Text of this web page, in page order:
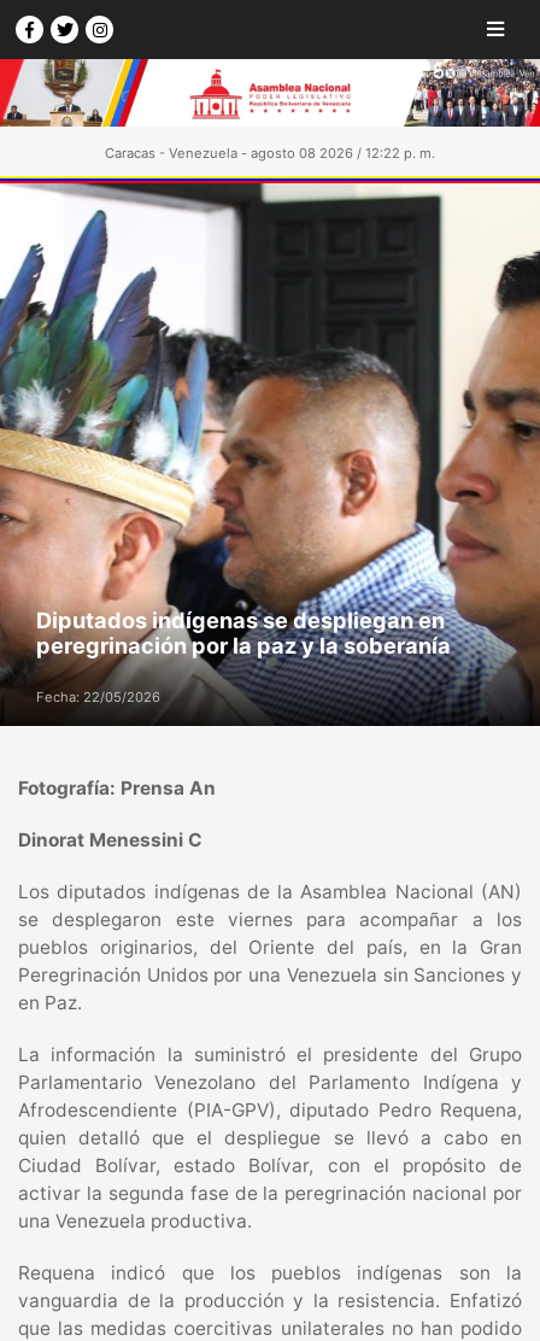
Caracas - Venezuela - agosto 08 2026 / 12:22 p. m.
Diputados indígenas se despliegan en
peregrinación por la paz y la soberanía
Fecha: 22/05/2026
Fotografía: Prensa An
Dinorat Menessini C
‎Los diputados indígenas de la Asamblea Nacional (AN)
se desplegaron este viernes para acompañar a los
pueblos originarios, del Oriente del país, en la Gran
Peregrinación Unidos por una Venezuela sin Sanciones y
en Paz.
La información la suministró el presidente del Grupo
Parlamentario Venezolano del Parlamento Indígena y
Afrodescendiente (PIA-GPV), diputado Pedro Requena,
quien detalló que el despliegue se llevó a cabo en
Ciudad Bolívar, estado Bolívar, con el propósito de
activar la segunda fase de la peregrinación nacional por
una Venezuela productiva.
Requena indicó que los pueblos indígenas son la
vanguardia de la producción y la resistencia. Enfatizó
que las medidas coercitivas unilaterales no han podido